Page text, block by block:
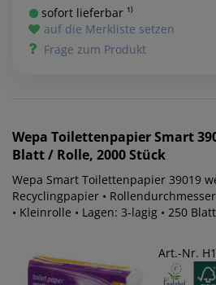
sofort lieferbar ¹⁾
auf die Merkliste setzen
Frage zum Produkt
Wepa Toilettenpapier Smart
Blatt / Rolle, 2000 Stück
Wepa Smart Toilettenpapier 39019
Recyclingpapier •
• Kleinrolle • Lagen: 3-lagig • 250
Art.-Nr.